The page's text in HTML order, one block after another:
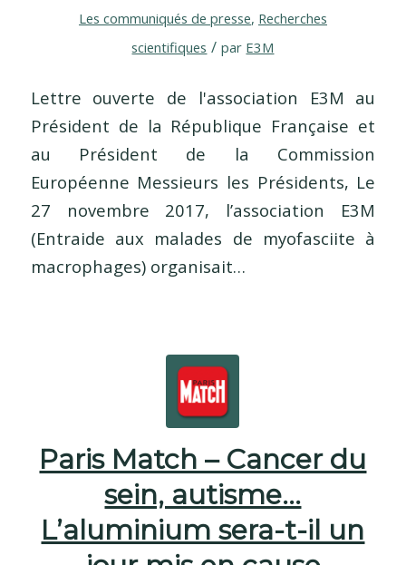
Les communiqués de presse, Recherches
scientifiques / par E3M
Lettre ouverte de l'association E3M au
Président de la République Française et
au Président de la Commission
Européenne Messieurs les Présidents, Le
27 novembre 2017, l’association E3M
(Entraide aux malades de myofasciite à
macrophages) organisait…
Paris Match – Cancer du
sein, autisme…
L’aluminium sera-t-il un